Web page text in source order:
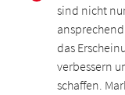
sind nicht
das
verbessern
schaffen.